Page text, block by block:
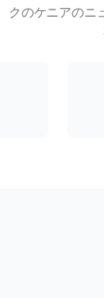
クのケニアのニ